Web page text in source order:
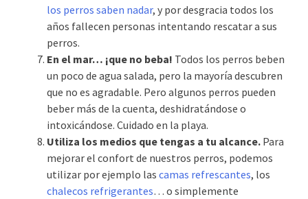
los perros saben nadar, y por desgracia todos los
años fallecen personas intentando rescatar a sus
perros.
En el mar… ¡que no beba! Todos los perros beben
un poco de agua salada, pero la mayoría descubren
que no es agradable. Pero algunos perros pueden
beber más de la cuenta, deshidratándose o
intoxicándose. Cuidado en la playa.
Utiliza los medios que tengas a tu alcance. Para
mejorar el confort de nuestros perros, podemos
utilizar por ejemplo las camas refrescantes, los
chalecos refrigerantes… o simplemente